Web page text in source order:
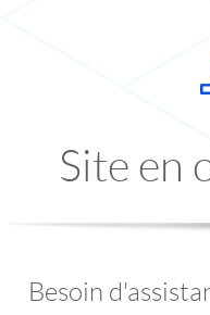
Site en
Besoin